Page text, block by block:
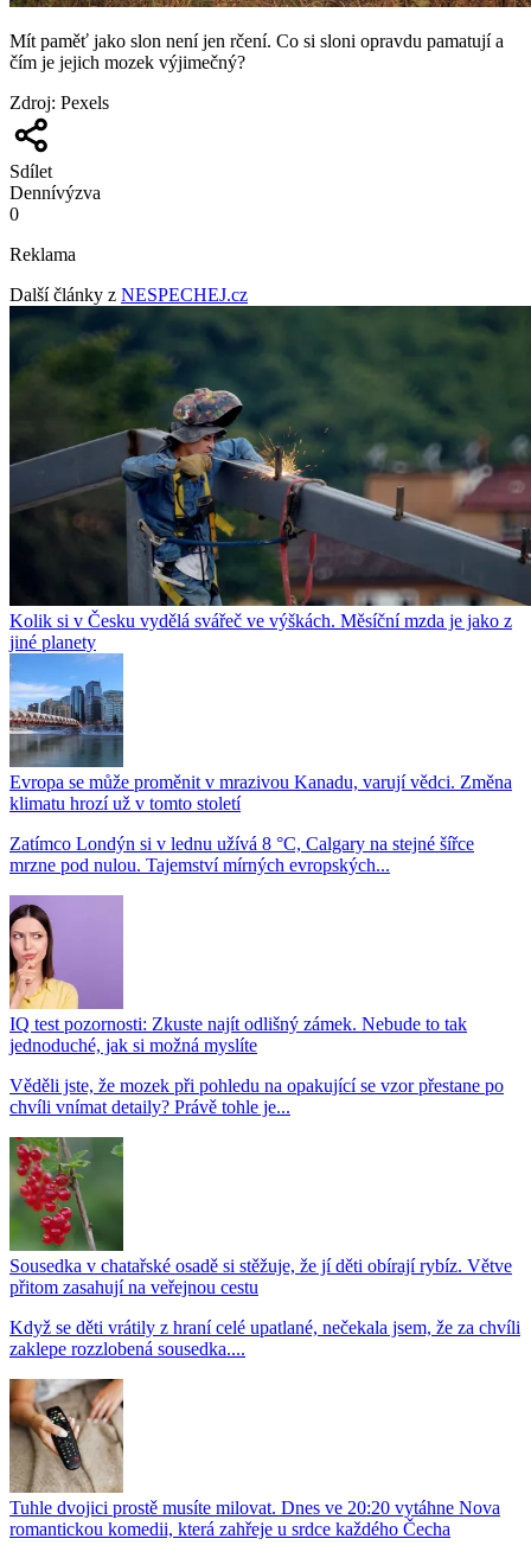
Mít paměť jako slon není jen rčení. Co si sloni opravdu pamatují a
čím je jejich mozek výjimečný?
Zdroj: Pexels
Sdílet
Dennívýzva
0
Reklama
Další články z NESPECHEJ.cz
Kolik si v Česku vydělá svářeč ve výškách. Měsíční mzda je jako z
jiné planety
Evropa se může proměnit v mrazivou Kanadu, varují vědci. Změna
klimatu hrozí už v tomto století
Zatímco Londýn si v lednu užívá 8 °C, Calgary na stejné šířce
mrzne pod nulou. Tajemství mírných evropských...
IQ test pozornosti: Zkuste najít odlišný zámek. Nebude to tak
jednoduché, jak si možná myslíte
Věděli jste, že mozek při pohledu na opakující se vzor přestane po
chvíli vnímat detaily? Právě tohle je...
Sousedka v chatařské osadě si stěžuje, že jí děti obírají rybíz. Větve
přitom zasahují na veřejnou cestu
Když se děti vrátily z hraní celé upatlané, nečekala jsem, že za chvíli
zaklepe rozzlobená sousedka....
Tuhle dvojici prostě musíte milovat. Dnes ve 20:20 vytáhne Nova
romantickou komedii, která zahřeje u srdce každého Čecha